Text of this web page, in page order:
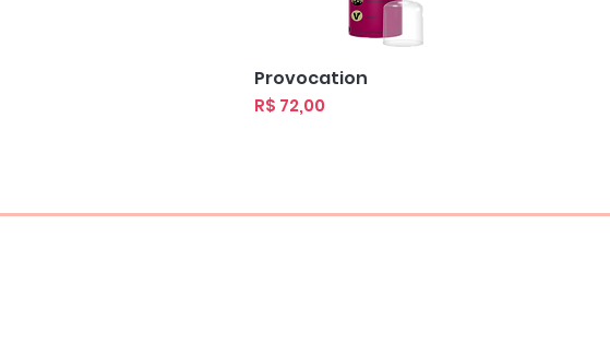
Visualização rápida
Provocation
Preço
R$ 72,00